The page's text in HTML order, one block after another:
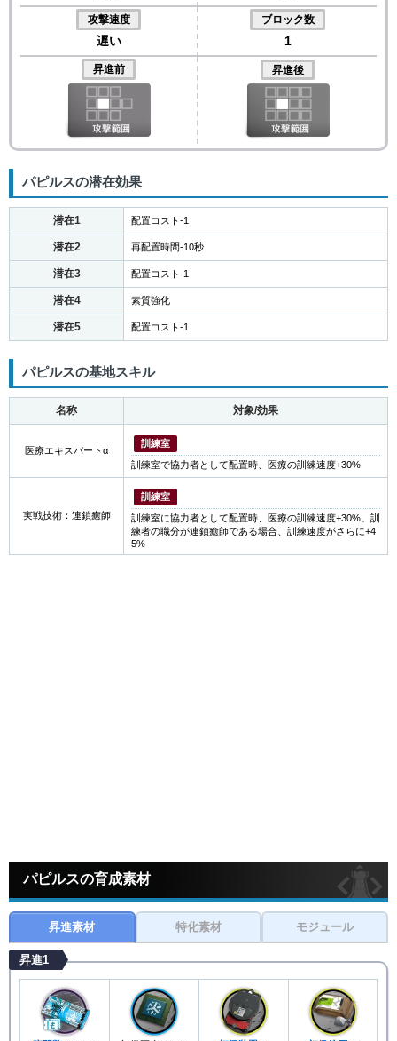
攻撃速度
遅い
ブロック数
1
昇進前 昇進後
パピルスの潜在効果
潜在1 配置コスト-1
潜在2 再配置時間-10秒
潜在3 配置コスト-1
潜在4 素質強化
潜在5 配置コスト-1
パピルスの基地スキル
名称 対象/効果
医療エキスパートα
訓練室
訓練室で協力者として配置時、医療の訓練速度+30%
実戦技術：連鎖癒師
訓練室
訓練室に協力者として配置時、医療の訓練速度+30%。訓
練者の職分が連鎖癒師である場合、訓練速度がさらに+4
5%
パピルスの育成素材
昇進素材 特化素材 モジュール
昇進1